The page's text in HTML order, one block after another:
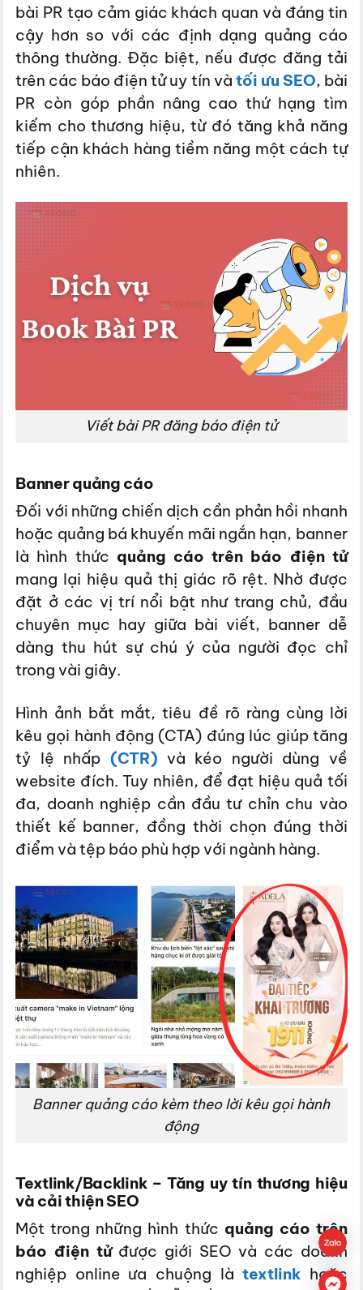
bài PR tạo cảm giác khách quan và đáng tin
cậy hơn so với các định dạng quảng cáo
thông thường. Đặc biệt, nếu được đăng tải
trên các báo điện tử uy tín và tối ưu SEO, bài
PR còn góp phần nâng cao thứ hạng tìm
kiếm cho thương hiệu, từ đó tăng khả năng
tiếp cận khách hàng tiềm năng một cách tự
nhiên.
Viết bài PR đăng báo điện tử
Banner quảng cáo
Đối với những chiến dịch cần phản hồi nhanh
hoặc quảng bá khuyến mãi ngắn hạn, banner
là hình thức quảng cáo trên báo điện tử
mang lại hiệu quả thị giác rõ rệt. Nhờ được
đặt ở các vị trí nổi bật như trang chủ, đầu
chuyên mục hay giữa bài viết, banner dễ
dàng thu hút sự chú ý của người đọc chỉ
trong vài giây.
Hình ảnh bắt mắt, tiêu đề rõ ràng cùng lời
kêu gọi hành động (CTA) đúng lúc giúp tăng
tỷ lệ nhấp (CTR) và kéo người dùng về
website đích. Tuy nhiên, để đạt hiệu quả tối
đa, doanh nghiệp cần đầu tư chỉn chu vào
thiết kế banner, đồng thời chọn đúng thời
điểm và tệp báo phù hợp với ngành hàng.
Banner quảng cáo kèm theo lời kêu gọi hành
động
Textlink/Backlink – Tăng uy tín thương hiệu
và cải thiện SEO
Một trong những hình thức quảng cáo trên
báo điện tửđược giới SEO và các doanh
nghiệp online ưa chuộng làtextlink hoặc